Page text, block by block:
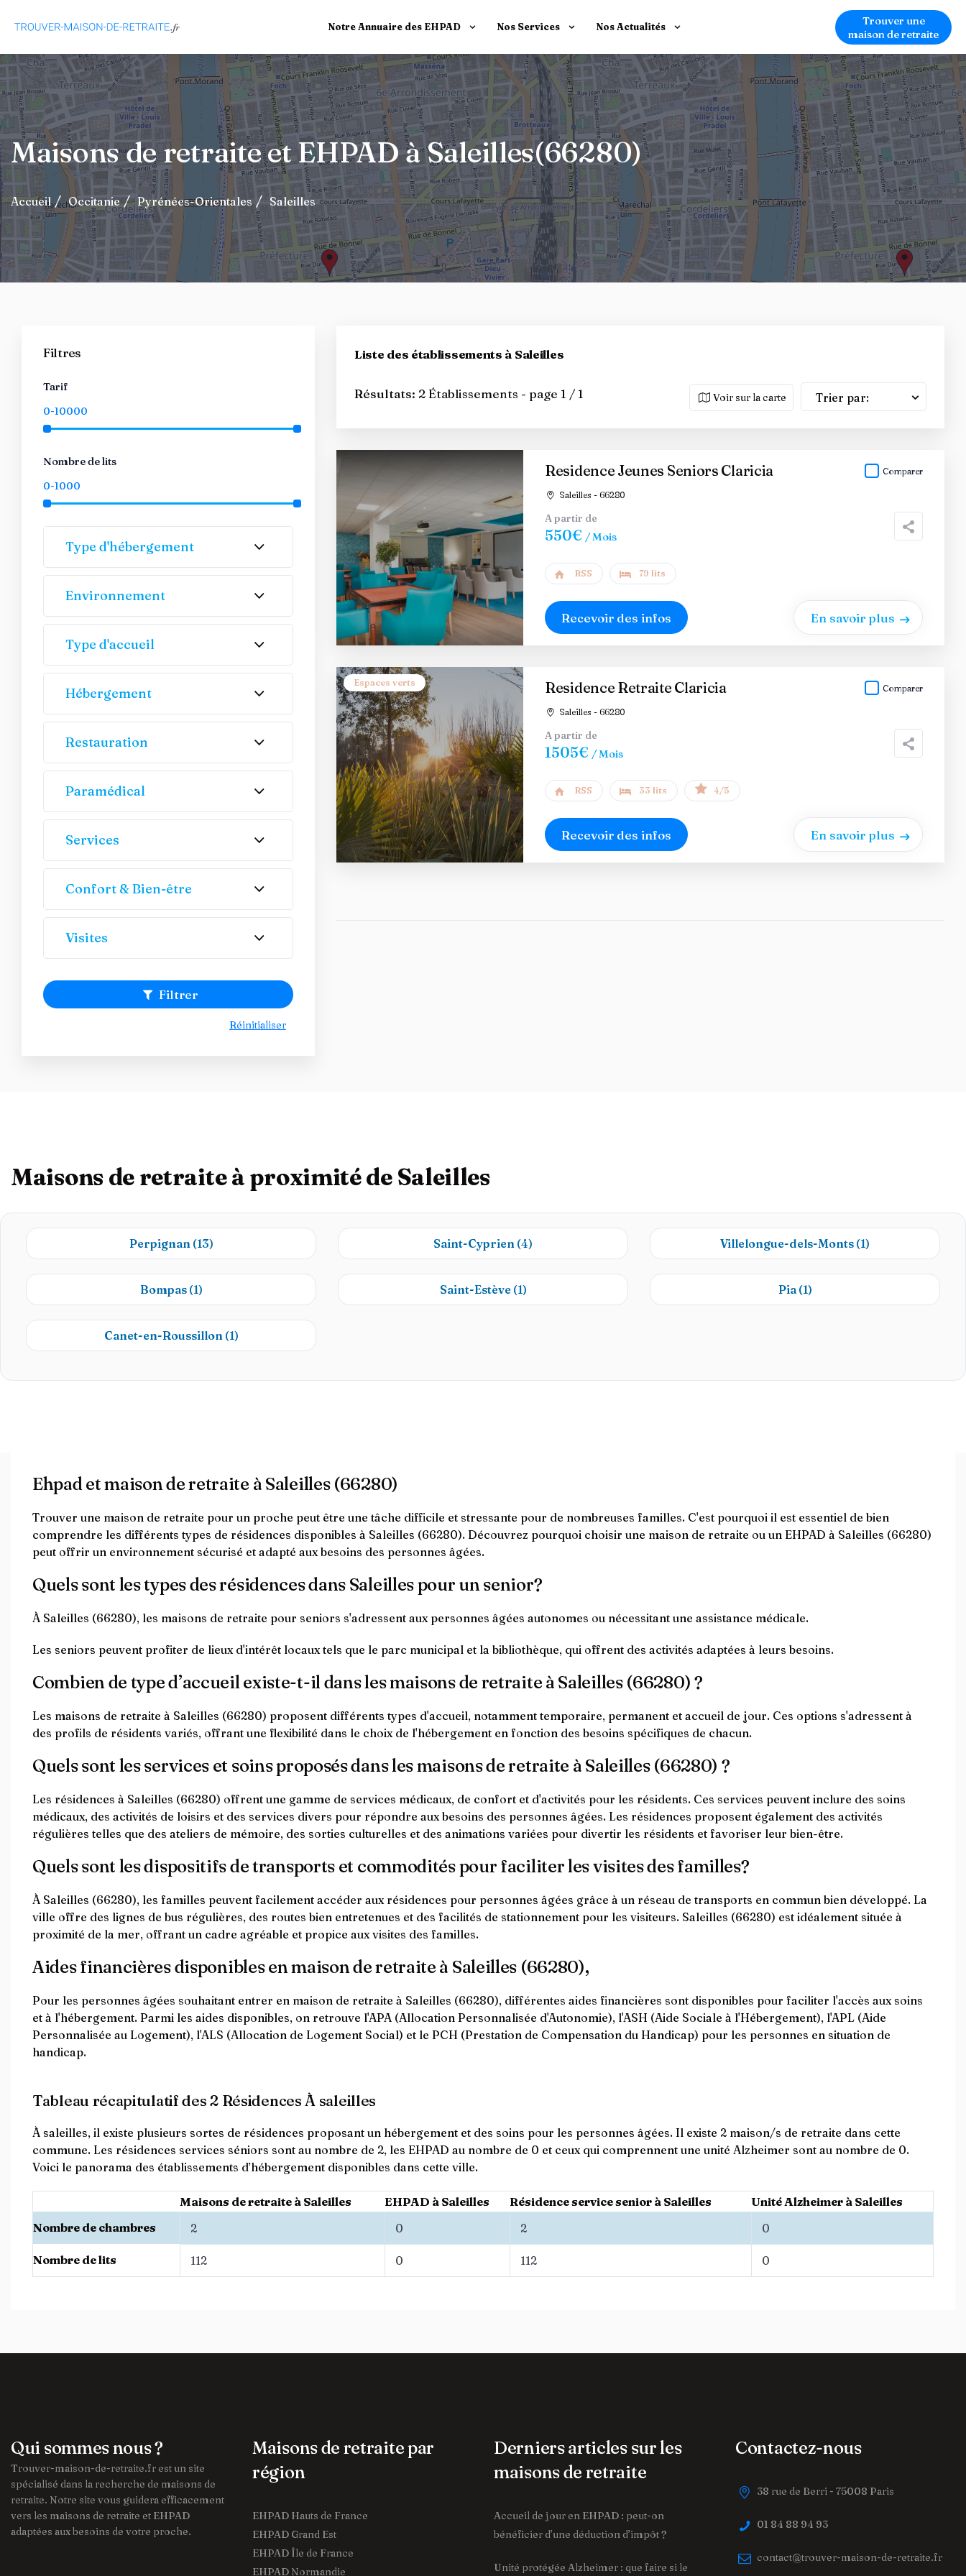
Notre Annuaire des EHPAD Nos Services Nos Actualités
Trouver une
maison de retraite
Maisons de retraite et EHPAD à Saleilles(66280)
Accueil Occitanie Pyrénées-Orientales Saleilles
Liste des établissements à Saleilles
Résultats: 2 Établissements - page 1 / 1 Voir sur la carte Trier par:
Residence Jeunes Seniors Claricia
Saleilles - 66280
Comparer
A partir de
550€ / Mois
RSS 79 lits
Recevoir des infos En savoir plus
Espaces verts Residence Retraite Claricia
Saleilles - 66280
Comparer
A partir de
1505€ / Mois
RSS 33 lits 4/5
Recevoir des infos En savoir plus
Filtres
Tarif
Nombre de lits
Type d'hébergement
Environnement
Type d'accueil
Hébergement
Restauration
Paramédical
Services
Confort & Bien-être
Visites
Filtrer
Réinitialiser
Maisons de retraite à proximité de Saleilles
Perpignan (13) Saint-Cyprien (4) Villelongue-dels-Monts (1)
Bompas (1) Saint-Estève (1) Pia(1)
Canet-en-Roussillon (1)
Ehpad et maison de retraite à Saleilles (66280)
Trouver une maison de retraite pour un proche peut être une tâche difficile et stressante pour de nombreuses familles. C'est pourquoi il est essentiel de bien
comprendre les différents types de résidences disponibles à Saleilles (66280). Découvrez pourquoi choisir une maison de retraite ou un EHPAD à Saleilles (66280)
peut offrir un environnement sécurisé et adapté aux besoins des personnes âgées.
Quels sont les types des résidences dans Saleilles pour un senior?
À Saleilles (66280), les maisons de retraite pour seniors s'adressent aux personnes âgées autonomes ou nécessitant une assistance médicale.
Les seniors peuvent profiter de lieux d'intérêt locaux tels que le parc municipal et la bibliothèque, qui offrent des activités adaptées à leurs besoins.
Combien de type d’accueil existe-t-il dans les maisons de retraite à Saleilles (66280) ?
Les maisons de retraite à Saleilles (66280) proposent différents types d'accueil, notamment temporaire, permanent et accueil de jour. Ces options s'adressent à
des profils de résidents variés, offrant une flexibilité dans le choix de l'hébergement en fonction des besoins spécifiques de chacun.
Quels sont les services et soins proposés dans les maisons de retraite à Saleilles (66280) ?
Les résidences à Saleilles (66280) offrent une gamme de services médicaux, de confort et d'activités pour les résidents. Ces services peuvent inclure des soins
médicaux, des activités de loisirs et des services divers pour répondre aux besoins des personnes âgées. Les résidences proposent également des activités
régulières telles que des ateliers de mémoire, des sorties culturelles et des animations variées pour divertir les résidents et favoriser leur bien-être.
Quels sont les dispositifs de transports et commodités pour faciliter les visites des familles?
À Saleilles (66280), les familles peuvent facilement accéder aux résidences pour personnes âgées grâce à un réseau de transports en commun bien développé. La
ville offre des lignes de bus régulières, des routes bien entretenues et des facilités de stationnement pour les visiteurs. Saleilles (66280) est idéalement située à
proximité de la mer, offrant un cadre agréable et propice aux visites des familles.
Aides financières disponibles en maison de retraite à Saleilles (66280),
Pour les personnes âgées souhaitant entrer en maison de retraite à Saleilles (66280), différentes aides financières sont disponibles pour faciliter l'accès aux soins
et à l'hébergement. Parmi les aides disponibles, on retrouve l'APA (Allocation Personnalisée d'Autonomie), l'ASH (Aide Sociale à l'Hébergement), l'APL (Aide
Personnalisée au Logement), l'ALS (Allocation de Logement Social) et le PCH (Prestation de Compensation du Handicap) pour les personnes en situation de
handicap.
Tableau récapitulatif des 2 Résidences À saleilles
À saleilles, il existe plusieurs sortes de résidences proposant un hébergement et des soins pour les personnes âgées. Il existe 2 maison/s de retraite dans cette
commune. Les résidences services séniors sont au nombre de 2, les EHPAD au nombre de 0 et ceux qui comprennent une unité Alzheimer sont au nombre de 0.
Voici le panorama des établissements d’hébergement disponibles dans cette ville.
Maisons de retraite à Saleilles EHPAD à Saleilles Résidence service senior à Saleilles
Unité Alzheimer à Saleilles
Nombre de chambres
2 0 2 0
Nombre de lits 112 0 112 0
Qui sommes nous ?
Trouver-maison-de-retraite.fr est un site
spécialisé dans la recherche de maisons de
retraite. Notre site vous guidera efficacement
vers les maisons de retraite et EHPAD
adaptées aux besoins de votre proche.
Maisons de retraite par
région
EHPAD Hauts de France
EHPAD Grand Est
EHPAD Île de France
EHPAD Normandie
Derniers articles sur les
maisons de retraite
Accueil de jour en EHPAD : peut-on
bénéficier d’une déduction d’impôt ?
Unité protégée Alzheimer : que faire si le
Contactez-nous
38 rue de Berri - 75008 Paris
01 84 88 94 93
contact@trouver-maison-de-retraite.fr